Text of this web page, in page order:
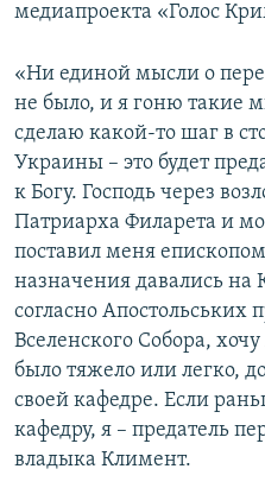
медиапроекта «Голос
«Ни единой мысли о
не было, и я гоню такие
сделаю какой-то шаг в
Украины – это будет
к Богу. Господь через
Патриарха Филарета и
поставил меня
назначения давались
согласно Апостольських
Вселенского Собора,
было тяжело или легко,
своей кафедре. Если
кафедру, я – предатель
владыка Климент.